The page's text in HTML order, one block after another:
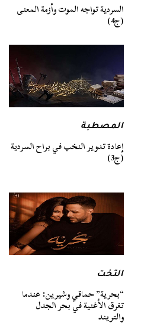
السردية تواجه الموت وأزمة المعنى
(ج4)
المصطبة
إعادة تدوير النخب في براح السردية
(ج3)
التخت
“بحرية” حماقي وشيرين: عندما
تغرق الأغنية في بحر الجدل
والتريند